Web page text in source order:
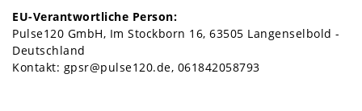
EU-Verantwortliche Person:
Pulse120 GmbH Im Stockborn 16 63505 Langenselbold
Deutschland
Kontakt: gpsr@pulse120.de 061842058793